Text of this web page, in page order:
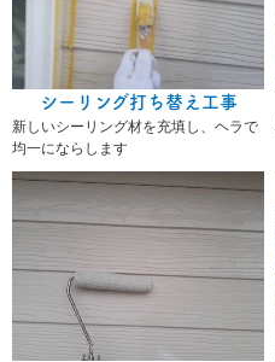
シーリング打ち替え工事
新しいシーリング材を充填し、ヘラで
均一にならします